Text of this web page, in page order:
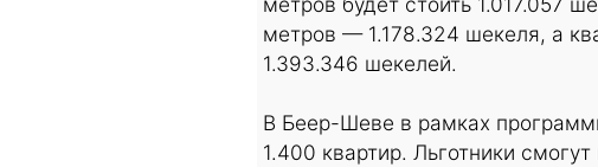
метров — 1.178.324 шекеля, а
1.393.346 шекелей.
В Беер-Шеве в рамках
1.400 квартир. Льготники